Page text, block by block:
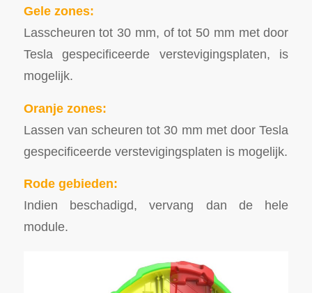
Gele zones:
Lasscheuren tot 30 mm, of tot 50 mm met door
Tesla gespecificeerde verstevigingsplaten, is
mogelijk.
Oranje zones:
Lassen van scheuren tot 30 mm met door Tesla
gespecificeerde verstevigingsplaten is mogelijk.
Rode gebieden:
Indien beschadigd, vervang dan de hele
module.